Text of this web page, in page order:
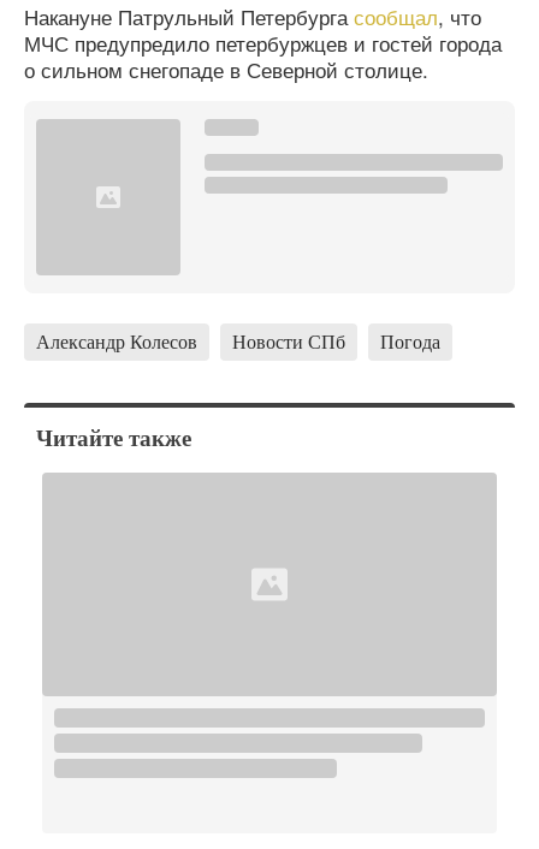
Накануне Патрульный Петербургасообщал, что
МЧС предупредило петербуржцев и гостей города
о сильном снегопаде в Северной столице.
Александр Колесов Новости СПб Погода
Читайте также